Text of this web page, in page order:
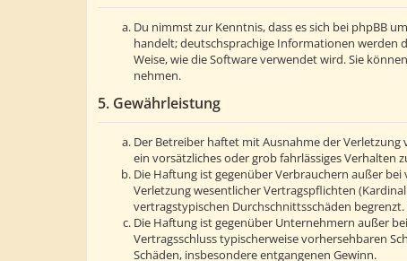
Du nimmst zur Kenntnis, dass es sich bei phpBB
handelt; deutschsprachige Informationen werden
Weise, wie die Software verwendet wird. Sie
nehmen.
5. Gewährleistung
Der Betreiber haftet mit Ausnahme der
ein vorsätzliches oder grob fahrlässiges Verhalten
Die Haftung ist gegenüber Verbrauchern außer
Verletzung wesentlicher Vertragspflichten
vertragstypischen Durchschnittsschäden
Die Haftung ist gegenüber Unternehmern außer
Vertragsschluss typischerweise vorhersehbaren
Schäden, insbesondere entgangenen Gewinn.